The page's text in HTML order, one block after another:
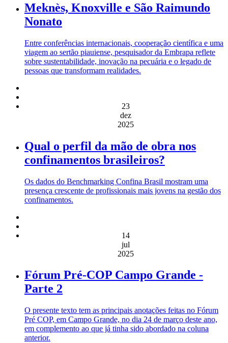
Meknès, Knoxville e São Raimundo
Nonato
Entre conferências internacionais, cooperação científica e uma
viagem ao sertão piauiense, pesquisador da Embrapa reflete
sobre sustentabilidade, inovação na pecuária e o legado de
pessoas que transformam realidades.
23
dez
2025
Qual o perfil da mão de obra nos
confinamentos brasileiros?
Os dados do Benchmarking Confina Brasil mostram uma
presença crescente de profissionais mais jovens na gestão dos
confinamentos.
14
jul
2025
Fórum Pré-COP Campo Grande -
Parte 2
O presente texto tem as principais anotações feitas no Fórum
Pré COP, em Campo Grande, no dia 24 de março deste ano,
em complemento ao que já tinha sido abordado na coluna
anterior.